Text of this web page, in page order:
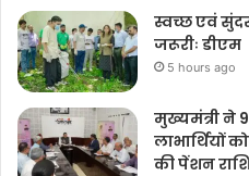
स्वच्छ एवं
जरूरीः डीएम
5 hours ago
मुख्यमंत्री ने
लाभार्थियों
की पेंशन